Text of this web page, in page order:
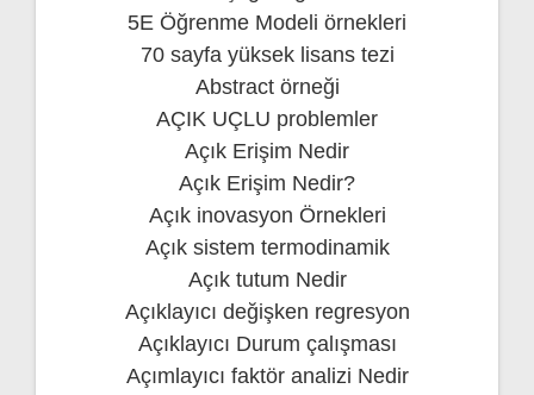
5E Öğrenme Modeli örnekleri
70 sayfa yüksek lisans tezi
Abstract örneği
AÇIK UÇLU problemler
Açık Erişim Nedir
Açık Erişim Nedir?
Açık inovasyon Örnekleri
Açık sistem termodinamik
Açık tutum Nedir
Açıklayıcı değişken regresyon
Açıklayıcı Durum çalışması
Açımlayıcı faktör analizi Nedir